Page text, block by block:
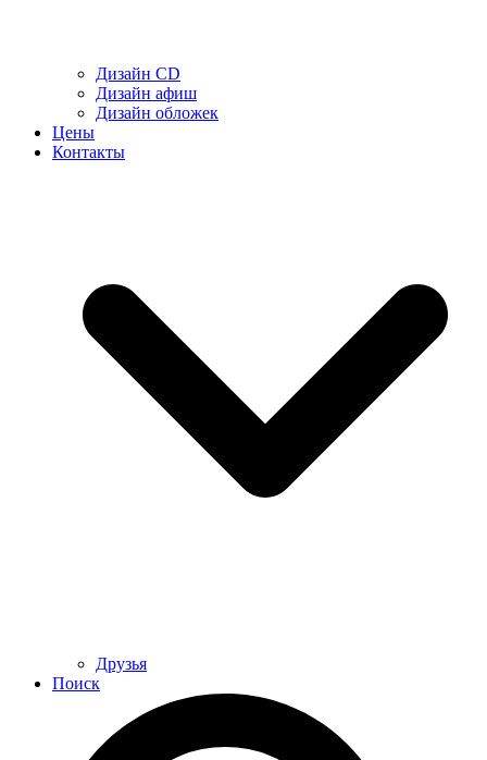
Дизайн CD
Дизайн афиш
Дизайн обложек
Цены
Контакты
Друзья
Поиск